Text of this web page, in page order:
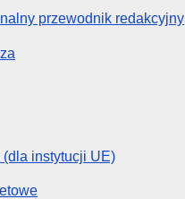
przewodnik redakcyjny
(dla instytucji UE)